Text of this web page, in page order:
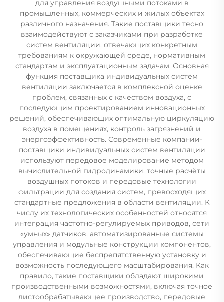
для управления воздушными потоками в
промышленных, коммерческих и жилых объектах
различного назначения. Такие поставщики тесно
взаимодействуют с заказчиками при разработке
систем вентиляции, отвечающих конкретным
требованиям к окружающей среде, нормативным
стандартам и эксплуатационным задачам. Основная
функция поставщика индивидуальных систем
вентиляции заключается в комплексной оценке
проблем, связанных с качеством воздуха, с
последующим проектированием инновационных
решений, обеспечивающих оптимальную циркуляцию
воздуха в помещениях, контроль загрязнений и
энергоэффективность. Современные компании-
поставщики индивидуальных систем вентиляции
используют передовое моделирование методом
вычислительной гидродинамики, точные расчёты
воздушных потоков и передовые технологии
фильтрации для создания систем, превосходящих
стандартные предложения в области вентиляции. К
числу их технологических особенностей относятся
интеграция частотно-регулируемых приводов, сети
«умных» датчиков, автоматизированные системы
управления и модульные конструкции компонентов,
обеспечивающие беспрепятственную установку и
возможность последующего масштабирования. Как
правило, такие поставщики обладают широкими
производственными возможностями, включая точное
листообрабатывающее производство, передовые